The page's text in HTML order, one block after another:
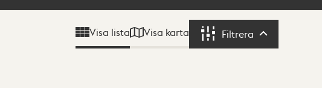
Visa lista Visa karta Filtrera Filtrera